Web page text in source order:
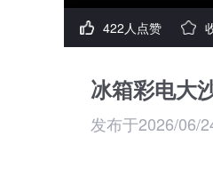
422人点赞
冰箱彩电大
发布于2026/06/